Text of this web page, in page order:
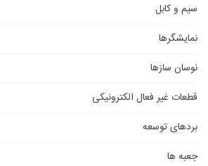
سیم و کابل
نمایشگرها
نوسان سازها
قطعات غیر فعال الکترونیکی
بردهای توسعه
جعبه ها